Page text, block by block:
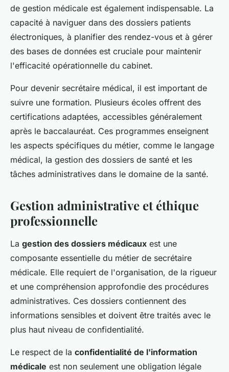
de gestion médicale est également indispensable. La
capacité à naviguer dans des dossiers patients
électroniques, à planifier des rendez-vous et à gérer
des bases de données est cruciale pour maintenir
l'efficacité opérationnelle du cabinet.
Pour devenir secrétaire médical, il est important de
suivre une formation. Plusieurs écoles offrent des
certifications adaptées, accessibles généralement
après le baccalauréat. Ces programmes enseignent
les aspects spécifiques du métier, comme le langage
médical, la gestion des dossiers de santé et les
tâches administratives dans le domaine de la santé.
Gestion administrative et éthique
professionnelle
La gestion des dossiers médicaux est une
composante essentielle du métier de secrétaire
médicale. Elle requiert de l'organisation, de la rigueur
et une compréhension approfondie des procédures
administratives. Ces dossiers contiennent des
informations sensibles et doivent être traités avec le
plus haut niveau de confidentialité.
Le respect de la confidentialité de l'information
médicale est non seulement une obligation légale